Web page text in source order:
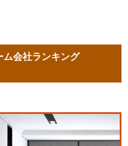
ム会社ランキング